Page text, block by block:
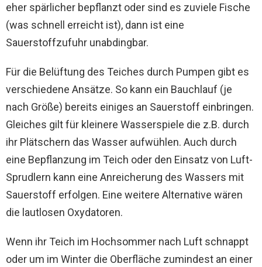
eher spärlicher bepflanzt oder sind es zuviele Fische
(was schnell erreicht ist), dann ist eine
Sauerstoffzufuhr unabdingbar.
Für die Belüftung des Teiches durch Pumpen gibt es
verschiedene Ansätze. So kann ein Bauchlauf (je
nach Größe) bereits einiges an Sauerstoff einbringen.
Gleiches gilt für kleinere Wasserspiele die z.B. durch
ihr Plätschern das Wasser aufwühlen. Auch durch
eine Bepflanzung im Teich oder den Einsatz von Luft-
Sprudlern kann eine Anreicherung des Wassers mit
Sauerstoff erfolgen. Eine weitere Alternative wären
die lautlosen Oxydatoren.
Wenn ihr Teich im Hochsommer nach Luft schnappt
oder um im Winter die Oberfläche zumindest an einer